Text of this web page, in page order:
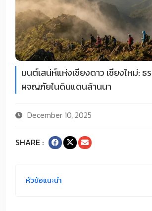
มนต์เสน่ห์แห่งเชียงดาว เชียงใหม่: ธ
ผจญภัยในดินแดนล้านนา
December 10, 2025
SHARE :
หัวข้อแนะนำ